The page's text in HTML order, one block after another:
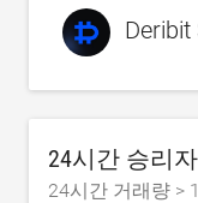
Deribit
24시간 승리
24시간 거래량 >